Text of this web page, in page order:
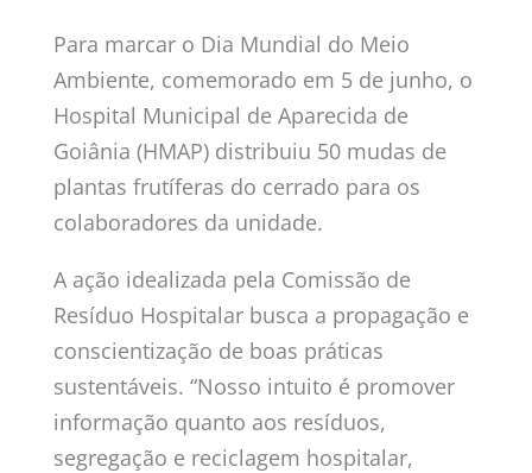
Para marcar o Dia Mundial do Meio
Ambiente, comemorado em 5 de junho, o
Hospital Municipal de Aparecida de
Goiânia (HMAP) distribuiu 50 mudas de
plantas frutíferas do cerrado para os
colaboradores da unidade.
A ação idealizada pela Comissão de
Resíduo Hospitalar busca a propagação e
conscientização de boas práticas
sustentáveis. “Nosso intuito é promover
informação quanto aos resíduos,
segregação e reciclagem hospitalar,